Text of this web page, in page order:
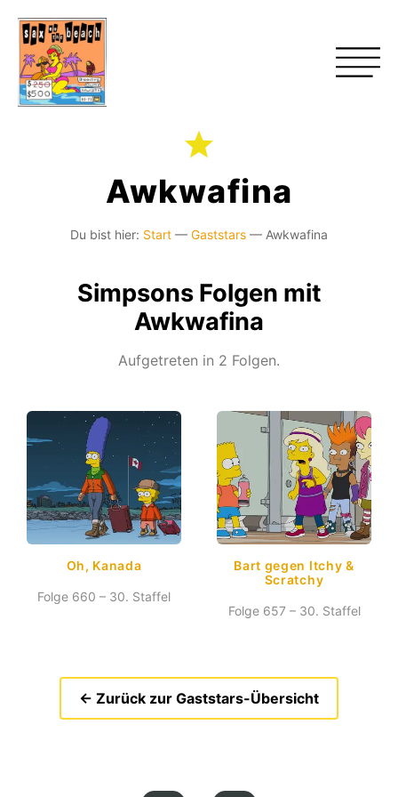
Awkwafina
Du bist hier: Start — Gaststars — Awkwafina
Simpsons Folgen mit
Awkwafina
Aufgetreten in 2 Folgen.
Oh, Kanada
Folge 660 – 30. Staffel
Bart gegen Itchy &
Scratchy
Folge 657 – 30. Staffel
← Zurück zur Gaststars-Übersicht